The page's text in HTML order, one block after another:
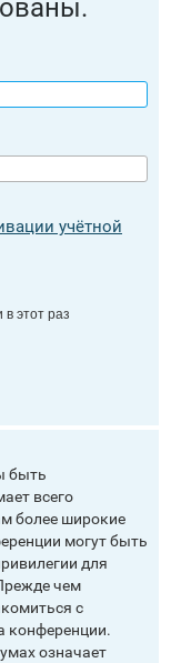
учётной
этот раз
быть
всего
более широкие
могут быть
для
чем
с
конференции.
означает